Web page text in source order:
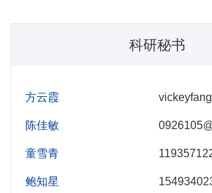
科研秘书
方云霞
陈佳敏
童雪青
鲍知星